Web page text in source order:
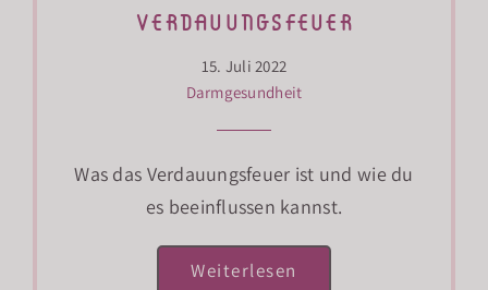
verdauungsfeuer
15. Juli 2022
Darmgesundheit
Was das Verdauungsfeuer ist und wie du
es beeinflussen kannst.
Weiterlesen